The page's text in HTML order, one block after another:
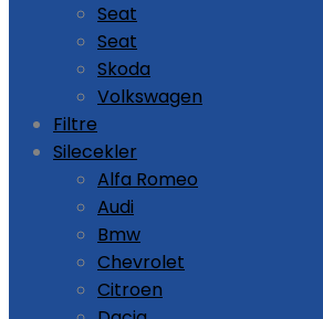
Seat
Seat
Skoda
Volkswagen
Filtre
Silecekler
Alfa Romeo
Audi
Bmw
Chevrolet
Citroen